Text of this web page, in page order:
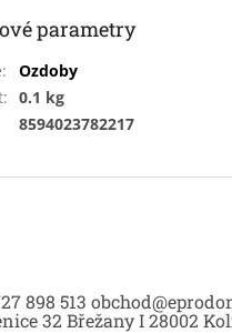
parametry
:
Ozdoby
: 0.1 kg
8594023782217
898 513
32 Břežany I 28002